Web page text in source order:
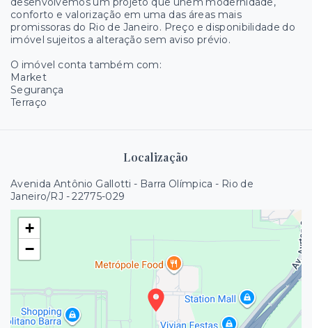
conforto e valorização em uma das áreas mais
promissoras do Rio de Janeiro. Preço e disponibilidade do
imóvel sujeitos a alteração sem aviso prévio.
O imóvel conta também com:
Market
Segurança
Terraço
Localização
Avenida Antônio Gallotti - Barra Olímpica - Rio de
Janeiro/RJ - 22775-029
+
−